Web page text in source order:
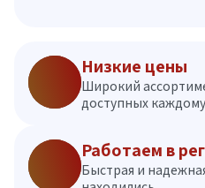
Низкие цены
Широкий
доступных
Работаем в
Быстрая и